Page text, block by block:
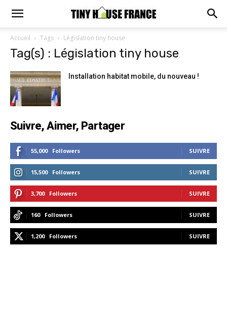
Accueil Tags Législation tiny house
Tag(s) : Législation tiny house
Installation habitat mobile, du nouveau !
Suivre, Aimer, Partager
55,000 Followers SUIVRE
15,500 Followers SUIVRE
3,700 Followers SUIVRE
160 Followers SUIVRE
1,200 Followers SUIVRE